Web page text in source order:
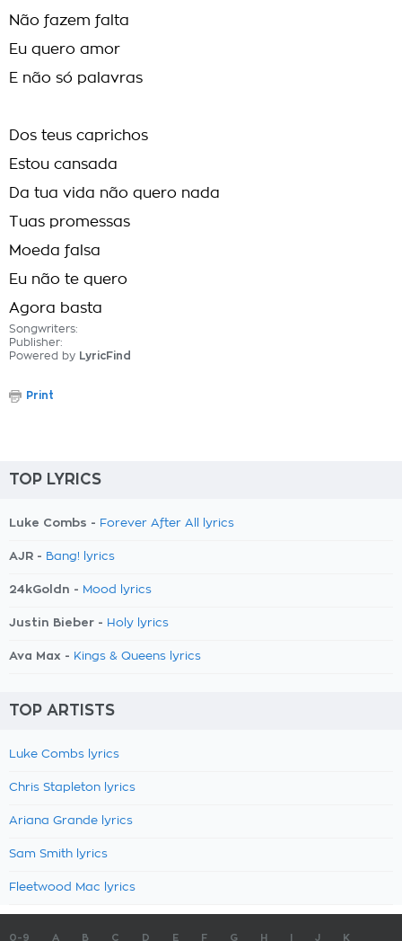
Não fazem falta
Eu quero amor
E não só palavras
Dos teus caprichos
Estou cansada
Da tua vida não quero nada
Tuas promessas
Moeda falsa
Eu não te quero
Agora basta
Songwriters:
Publisher:
Powered by LyricFind
Print
TOP LYRICS
Luke Combs - Forever After All lyrics
AJR - Bang! lyrics
24kGoldn - Mood lyrics
Justin Bieber - Holy lyrics
Ava Max - Kings & Queens lyrics
TOP ARTISTS
Luke Combs lyrics
Chris Stapleton lyrics
Ariana Grande lyrics
Sam Smith lyrics
Fleetwood Mac lyrics
0-9 A B C D E F G H J K